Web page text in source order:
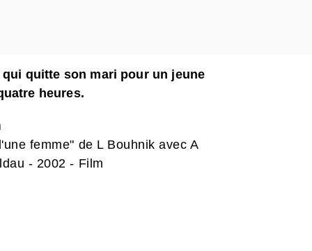
quitte son mari pour un jeune
heures.
femme" de L Bouhnik avec A
- 2002 - Film